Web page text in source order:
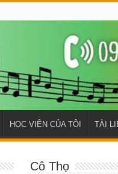
HỌC VIÊN CỦA TÔI TÀI
Cô Thọ